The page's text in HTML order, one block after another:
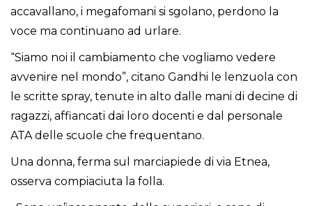
accavallano, i megafomani si sgolano, perdono la
voce ma continuano ad urlare.
“Siamo noi il cambiamento che vogliamo vedere
avvenire nel mondo”, citano Gandhi le lenzuola con
le scritte spray, tenute in alto dalle mani di decine di
ragazzi, affiancati dai loro docenti e dal personale
ATA delle scuole che frequentano.
Una donna, ferma sul marciapiede di via Etnea,
osserva compiaciuta la folla.